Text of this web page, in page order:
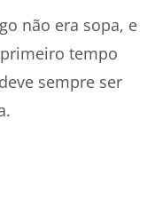
não era sopa, e
tempo
sempre ser